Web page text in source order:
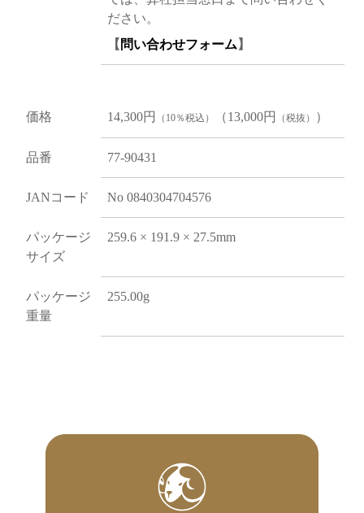
ださい。
【 問い合わせフォーム 】
価格 14,300円 （10％税込） （13,000円 （税抜） ）
品番 77-90431
JANコード No 0840304704576
パッケージ
サイズ
259.6 × 191.9 × 27.5mm
パッケージ
重量
255.00g